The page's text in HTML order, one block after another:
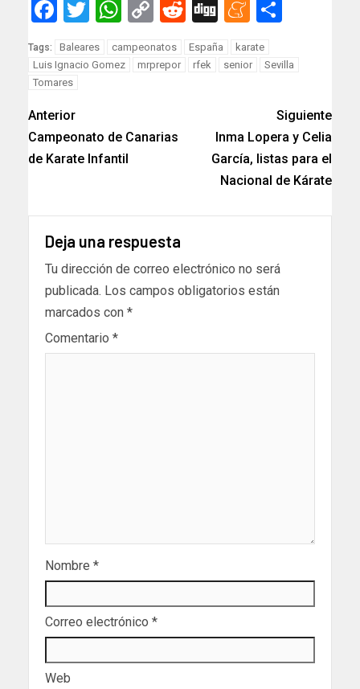
Facebook
TwitterWhatsApp
Copy
Link
RedditDigg
Tags: Baleares campeonatos España
karate
Luis Ignacio Gomez
mrprepor rfek senior
Sevilla
Tomares
Anterior
Campeonato de Canarias
de Karate Infantil
Siguiente
Inma Lopera y Celia
García, listas para el
Nacional de Kárate
Deja una respuesta
Tu dirección de correo electrónico no será
publicada. Los campos obligatorios están
marcados con *
Comentario *
Nombre *
Correo electrónico *
Web